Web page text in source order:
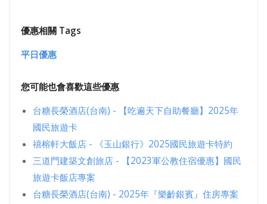
優惠相關 Tags
平日優惠
您可能也會喜歡這些優惠
台糖長榮酒店(台南) - 【吃遍天下自助餐廳】2025年
國民旅遊卡
禧榕軒大飯店 - 《玉山銀行》2025國民旅遊卡特約
三道門建築文創旅店 - 【2023軍公教住宿優惠】國民
旅遊卡飯店專案
台糖長榮酒店(台南) - 2025年『樂齡銀賓』住房專案